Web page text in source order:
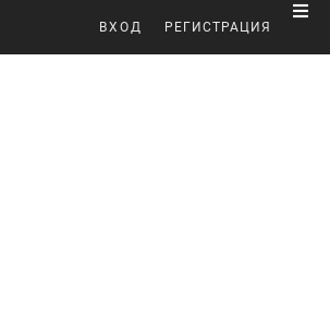
ВХОД РЕГИСТРАЦИЯ